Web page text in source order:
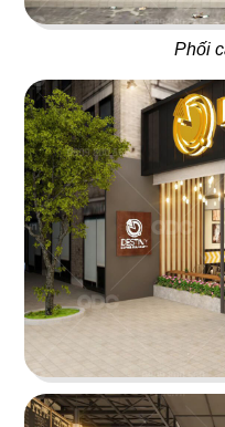
Phối
01
03
PAT KAO THAI - MỸ THO
Nhà hàng Thái